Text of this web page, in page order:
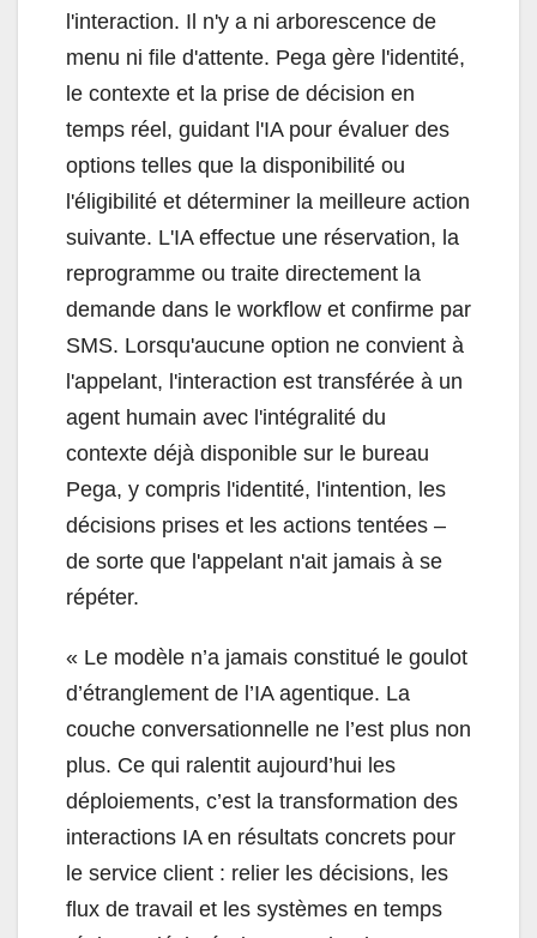
l'interaction. Il n'y a ni arborescence de
menu ni file d'attente. Pega gère l'identité,
le contexte et la prise de décision en
temps réel, guidant l'IA pour évaluer des
options telles que la disponibilité ou
l'éligibilité et déterminer la meilleure action
suivante. L'IA effectue une réservation, la
reprogramme ou traite directement la
demande dans le workflow et confirme par
SMS. Lorsqu'aucune option ne convient à
l'appelant, l'interaction est transférée à un
agent humain avec l'intégralité du
contexte déjà disponible sur le bureau
Pega, y compris l'identité, l'intention, les
décisions prises et les actions tentées –
de sorte que l'appelant n'ait jamais à se
répéter.
« Le modèle n’a jamais constitué le goulot
d’étranglement de l’IA agentique. La
couche conversationnelle ne l’est plus non
plus. Ce qui ralentit aujourd’hui les
déploiements, c’est la transformation des
interactions IA en résultats concrets pour
le service client : relier les décisions, les
flux de travail et les systèmes en temps